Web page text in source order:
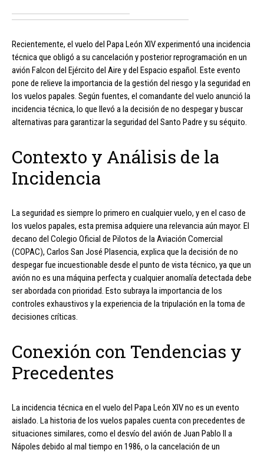
Recientemente, el vuelo del Papa León XIV experimentó una incidencia
técnica que obligó a su cancelación y posterior reprogramación en un
avión Falcon del Ejército del Aire y del Espacio español. Este evento
pone de relieve la importancia de la gestión del riesgo y la seguridad en
los vuelos papales. Según fuentes, el comandante del vuelo anunció la
incidencia técnica, lo que llevó a la decisión de no despegar y buscar
alternativas para garantizar la seguridad del Santo Padre y su séquito.
Contexto y Análisis de la
Incidencia
La seguridad es siempre lo primero en cualquier vuelo, y en el caso de
los vuelos papales, esta premisa adquiere una relevancia aún mayor. El
decano del Colegio Oficial de Pilotos de la Aviación Comercial
(COPAC), Carlos San José Plasencia, explica que la decisión de no
despegar fue incuestionable desde el punto de vista técnico, ya que un
avión no es una máquina perfecta y cualquier anomalía detectada debe
ser abordada con prioridad. Esto subraya la importancia de los
controles exhaustivos y la experiencia de la tripulación en la toma de
decisiones críticas.
Conexión con Tendencias y
Precedentes
La incidencia técnica en el vuelo del Papa León XIV no es un evento
aislado. La historia de los vuelos papales cuenta con precedentes de
situaciones similares, como el desvío del avión de Juan Pablo II a
Nápoles debido al mal tiempo en 1986, o la cancelación de un